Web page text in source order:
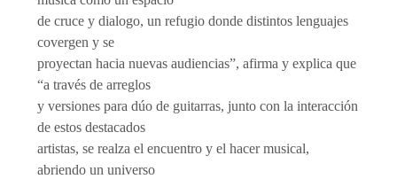
de cruce y dialogo, un refugio donde distintos lenguajes
covergen y se
proyectan hacia nuevas audiencias”, afirma y explica que
“a través de arreglos
y versiones para dúo de guitarras, junto con la interacción
de estos destacados
artistas, se realza el encuentro y el hacer musical,
abriendo un universo